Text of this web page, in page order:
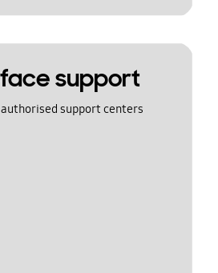
support
support centers